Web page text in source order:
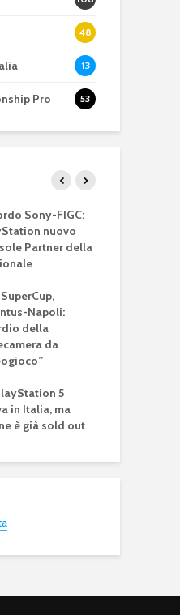
48
13
Pro 53
Sony-FIGC:
nuovo
Partner della
Napoli:
della
da
5
in Italia, ma
è già sold out